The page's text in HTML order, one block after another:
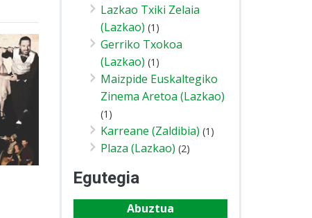
Lazkao Txiki Zelaia
(Lazkao) (1)
Gerriko Txokoa
(Lazkao) (1)
Maizpide Euskaltegiko
Zinema Aretoa (Lazkao)
(1)
Karreane (Zaldibia) (1)
Plaza (Lazkao) (2)
Egutegia
Abuztua